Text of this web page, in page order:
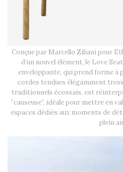
Conçue par Marcello Ziliani pour
d’un nouvel élément, le Love
enveloppante, qui prend forme à
cordes tendues élégamment
traditionnels écossais, est
“causeuse”, idéale pour mettre en
espaces dédiés aux moments de
plein